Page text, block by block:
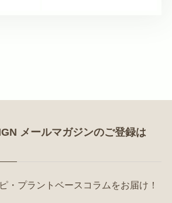
2026年06月13
メールマガジンのご登録は
・プラントベースコラムをお届け！